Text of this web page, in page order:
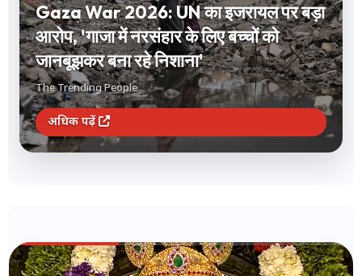
Gaza War 2026: UN का इजरायल पर बड़ा
आरोप, 'गाजा में नरसंहार के लिए बच्चों को
जानबूझकर बना रहे निशाना'
The Trending People
अधिक पढ़ें